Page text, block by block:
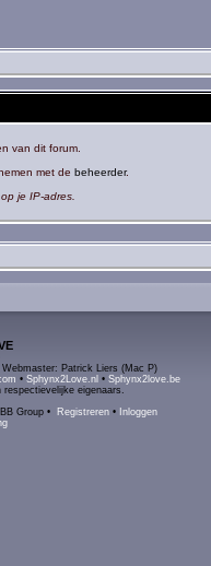
van dit forum.
met de beheerder.
je IP-adres.
Patrick Liers (Mac P)
• Sphynx2Love.nl • Sphynx2love.be
eigenaars.
Group • Registreren• Inloggen